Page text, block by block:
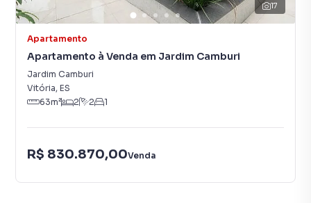
17
Apartamento
Apartamento à Venda em Jardim Camburi
Jardim Camburi
Vitória, ES
63m² 2 2 1
R$ 830.870,00Venda